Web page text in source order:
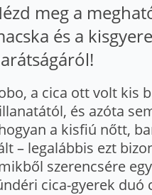
meg a
és a
a cica ott volt kis
és azóta
a kisfiú nőtt,
– legalábbis ezt
szerencsére
cica-gyerek duó